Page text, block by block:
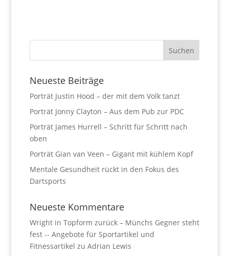
Neueste Beiträge
Porträt Justin Hood – der mit dem Volk tanzt
Porträt Jonny Clayton – Aus dem Pub zur PDC
Porträt James Hurrell – Schritt für Schritt nach
oben
Porträt Gian van Veen – Gigant mit kühlem Kopf
Mentale Gesundheit rückt in den Fokus des
Dartsports
Neueste Kommentare
Wright in Topform zurück – Münchs Gegner steht
fest -- Angebote für Sportartikel und
Fitnessartikel zu Adrian Lewis